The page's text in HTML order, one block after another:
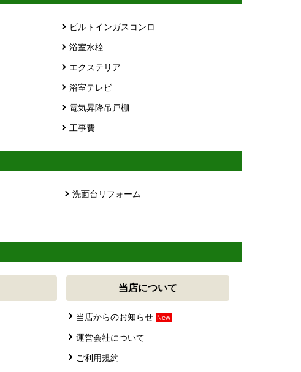
ビルトインガスコンロ
浴室水栓
エクステリア
浴室テレビ
電気昇降吊戸棚
工事費
洗面台リフォーム
当店について
当店からのお知らせ New
運営会社について
ご利用規約